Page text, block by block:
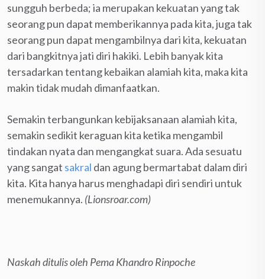
sungguh berbeda; ia merupakan kekuatan yang tak
seorang pun dapat memberikannya pada kita, juga tak
seorang pun dapat mengambilnya dari kita, kekuatan
dari bangkitnya jati diri hakiki. Lebih banyak kita
tersadarkan tentang kebaikan alamiah kita, maka kita
makin tidak mudah dimanfaatkan.
Semakin terbangunkan kebijaksanaan alamiah kita,
semakin sedikit keraguan kita ketika mengambil
tindakan nyata dan mengangkat suara. Ada sesuatu
yang sangat sakral dan agung bermartabat dalam diri
kita. Kita hanya harus menghadapi diri sendiri untuk
menemukannya. (Lionsroar.com)
Naskah ditulis oleh Pema Khandro Rinpoche